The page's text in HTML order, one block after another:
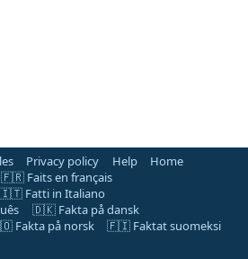
Privacy policy Help
Home
🇫🇷 Faits en français
🇮🇹 Fatti in Italiano
🇩🇰 Fakta på dansk
Fakta på norsk
🇫🇮 Faktat suomeksi